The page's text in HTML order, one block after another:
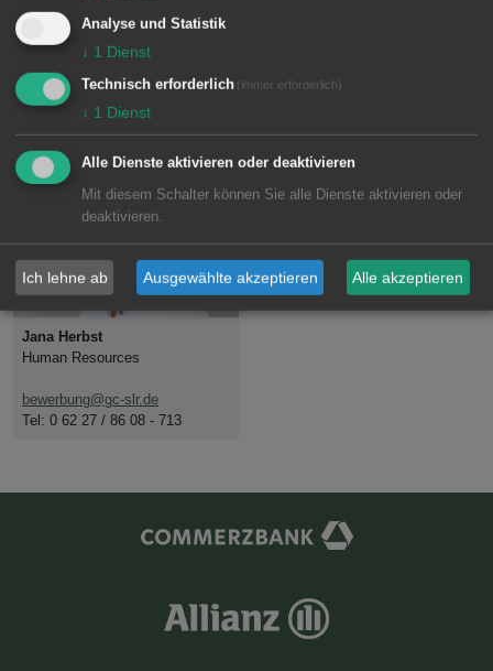
Ansprechpartnerin
Jana Herbst
Human Resources
bewerbung@gc-slr.de
Tel: 0 62 27 / 86 08 - 713
Analyse und Statistik
↓ 1 Dienst
Technisch erforderlich (immer erforderlich)
↓ 1 Dienst
Alle Dienste aktivieren oder deaktivieren
Mit diesem Schalter können Sie alle Dienste aktivieren oder
deaktivieren.
Ich lehne ab Ausgewählte akzeptieren Alle akzeptieren